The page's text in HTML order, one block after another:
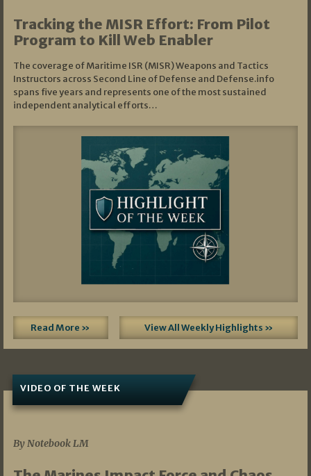
Tracking the MISR Effort: From Pilot
Program to Kill Web Enabler
The coverage of Maritime ISR (MISR) Weapons and Tactics
Instructors across Second Line of Defense and Defense.info
spans five years and represents one of the most sustained
independent analytical efforts…
Read More » View All Weekly Highlights »
VIDEO OF THE WEEK
By Notebook LM